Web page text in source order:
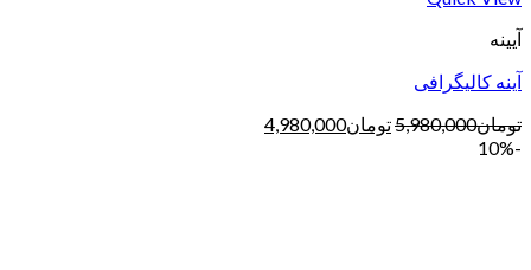
آیینه
آینه کالیگرافی
تومان5,980,000تومان4,980,000
-10%